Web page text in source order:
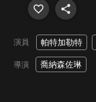
演員 帕特加勒特
導演 喬納森佐琳